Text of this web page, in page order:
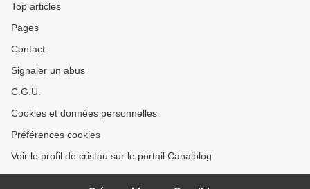
Top articles
Pages
Contact
Signaler un abus
C.G.U.
Cookies et données personnelles
Préférences cookies
Voir le profil de cristau sur le portail Canalblog